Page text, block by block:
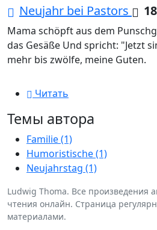
Neujahr bei Pastors
Mama schöpft aus dem
das Gesäße Und spricht: "Jetzt
mehr bis zwölfe, meine Guten.
Читать
Темы автора
Familie (1)
Humoristische (1)
Neujahrstag (1)
Ludwig Thoma. Все произведения
чтения онлайн. Страница
материалами.